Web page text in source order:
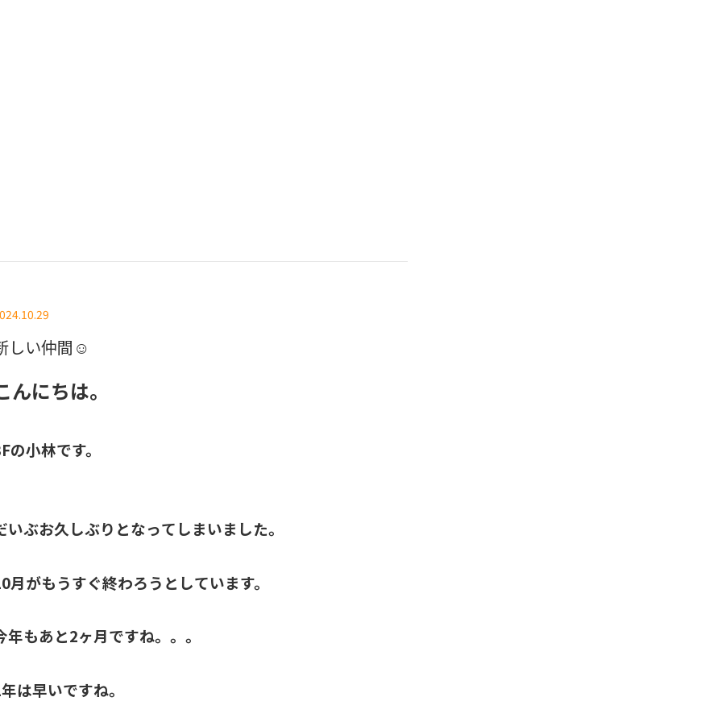
しい仲間☺
んにちは。
の小林です。
いぶお久しぶりとなってしまいました。
月がもうすぐ終わろうとしています。
年もあと2ヶ月ですね。。。
は早いですね。